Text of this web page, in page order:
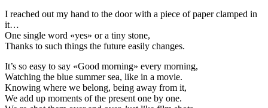
I reached out my hand to the door with a piece of paper clamped in
it…
One single word «yes» or a tiny stone,
Thanks to such things the future easily changes.
It’s so easy to say «Good morning» every morning,
Watching the blue summer sea, like in a movie.
Knowing where we belong, being away from it,
We add up moments of the present one by one.